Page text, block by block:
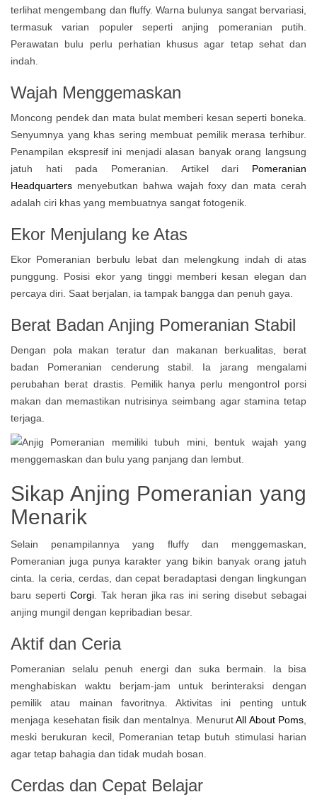
terlihat mengembang dan fluffy. Warna bulunya sangat bervariasi,
termasuk varian populer seperti anjing pomeranian putih.
Perawatan bulu perlu perhatian khusus agar tetap sehat dan
indah.
Wajah Menggemaskan
Moncong pendek dan mata bulat memberi kesan seperti boneka.
Senyumnya yang khas sering membuat pemilik merasa terhibur.
Penampilan ekspresif ini menjadi alasan banyak orang langsung
jatuh hati pada Pomeranian. Artikel dari
Pomeranian
Headquarters menyebutkan bahwa wajah foxy dan mata cerah
adalah ciri khas yang membuatnya sangat fotogenik.
Ekor Menjulang ke Atas
Ekor Pomeranian berbulu lebat dan melengkung indah di atas
punggung. Posisi ekor yang tinggi memberi kesan elegan dan
percaya diri. Saat berjalan, ia tampak bangga dan penuh gaya.
Berat Badan Anjing Pomeranian Stabil
Dengan pola makan teratur dan makanan berkualitas, berat
badan Pomeranian cenderung stabil. Ia jarang mengalami
perubahan berat drastis. Pemilik hanya perlu mengontrol porsi
makan dan memastikan nutrisinya seimbang agar stamina tetap
terjaga.
Sikap Anjing Pomeranian yang
Menarik
Selain penampilannya yang fluffy dan menggemaskan,
Pomeranian juga punya karakter yang bikin banyak orang jatuh
cinta. Ia ceria, cerdas, dan cepat beradaptasi dengan lingkungan
baru seperti Corgi. Tak heran jika ras ini sering disebut sebagai
anjing mungil dengan kepribadian besar.
Aktif dan Ceria
Pomeranian selalu penuh energi dan suka bermain. Ia bisa
menghabiskan waktu berjam-jam untuk berinteraksi dengan
pemilik atau mainan favoritnya. Aktivitas ini penting untuk
menjaga kesehatan fisik dan mentalnya. Menurut All About Poms
meski berukuran kecil, Pomeranian tetap butuh stimulasi harian
agar tetap bahagia dan tidak mudah bosan.
Cerdas dan Cepat Belajar